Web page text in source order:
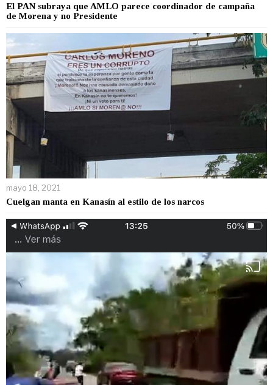
El PAN subraya que AMLO parece coordinador de campaña
de Morena y no Presidente
mayo 18, 2021
Cuelgan manta en Kanasín al estilo de los narcos